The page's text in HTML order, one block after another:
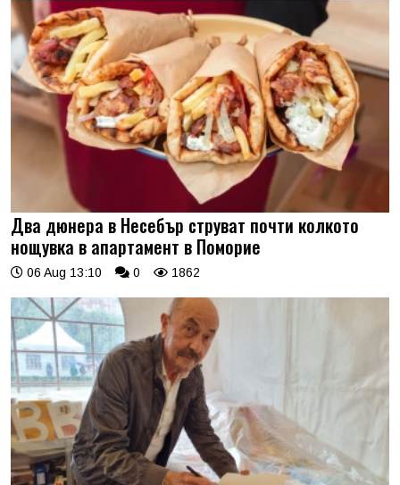
Два дюнера в Несебър струват почти колкото
нощувка в апартамент в Поморие
06 Aug 13:10 0 1862